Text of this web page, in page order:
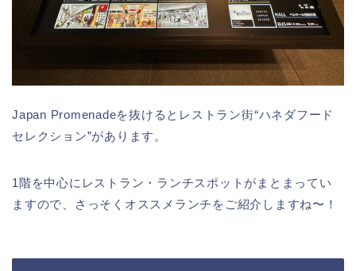
Japan Promenadeを抜けるとレストラン街“ハネダフード
セレクション”があります。
1階を中心にレストラン・ランチスポットがまとまってい
ますので、さっそくオススメランチをご紹介しますね〜！